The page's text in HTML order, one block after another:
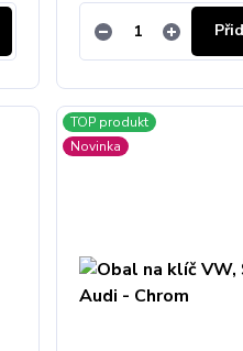
TOP produkt
Novinka